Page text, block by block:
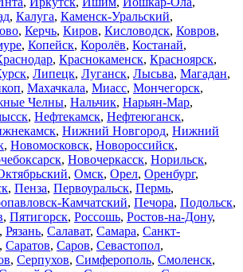
, Калуга, Каменск-Уральский,
, Керчь, Киров, Кисловодск, Ковров,
, Копейск, Королёв, Костанай,
, Краснокаменск, Красноярск,
, Липецк, Луганск, Лысьва, Магадан,
, Махачкала, Миасс, Мончегорск,
Челны, Нальчик, Нарьян-Мар,
, Нефтекамск, Нефтеюганск,
, Нижний Новгород, Нижний
, Новомосковск, Новороссийск,
, Новочеркасск, Норильск,
, Омск, Орел, Оренбург,
, Пенза, Первоуральск, Пермь,
Камчатский, Печора, Подольск,
, Пятигорск, Россошь, Ростов-на-Дону,
, Рязань, Салават, Самара, Санкт-
, Саратов, Саров, Севастопол,
, Серпухов, Симферополь, Смоленск,